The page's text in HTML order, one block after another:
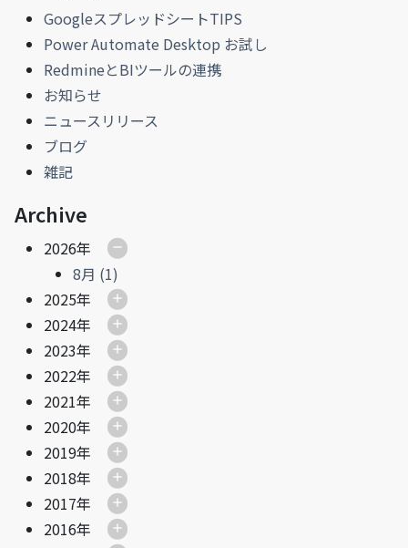
GoogleスプレッドシートTIPS
Power Automate Desktop お試し
RedmineとBIツールの連携
お知らせ
ニュースリリース
ブログ
雑記
Archive
2026年
8月 (1)
2025年
2024年
2023年
2022年
2021年
2020年
2019年
2018年
2017年
2016年